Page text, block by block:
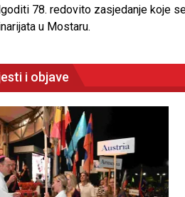
78. redovito zasjedanje koje
u Mostaru.
i objave